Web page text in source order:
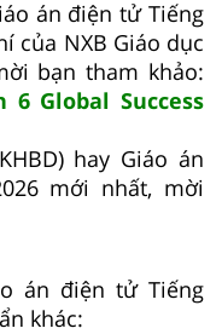
án điện tử Tiếng
của NXB Giáo dục
bạn tham khảo:
Global Success
hay Giáo án
mới nhất, mời
án điện tử Tiếng
khác: